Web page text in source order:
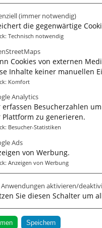
einer alleCoaches
unterstützen wir Sie
(immer notwendig)
die gegenwärtige
: Technisch notwendig
Cookies von externen
Inhalte keiner manuellen
: Komfort
Analytics
erfassen Besucherzahlen
Plattform zu generieren.
: Besucher-Statistiken
Ads
von Werbung.
: Anzeigen von Werbung
Anwendungen aktivieren/
Sie diesen Schalter um
Speichern